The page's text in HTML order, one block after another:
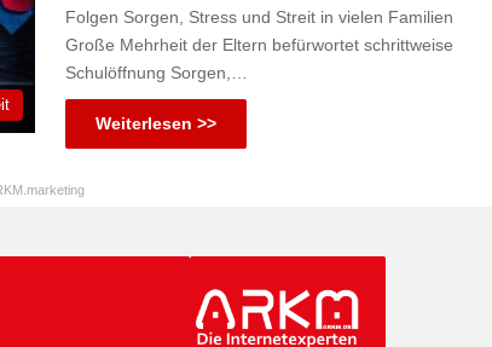
Folgen Sorgen, Stress und Streit in vielen Familien
Große Mehrheit der Eltern befürwortet schrittweise
Schulöffnung Sorgen,…
Weiterlesen >>